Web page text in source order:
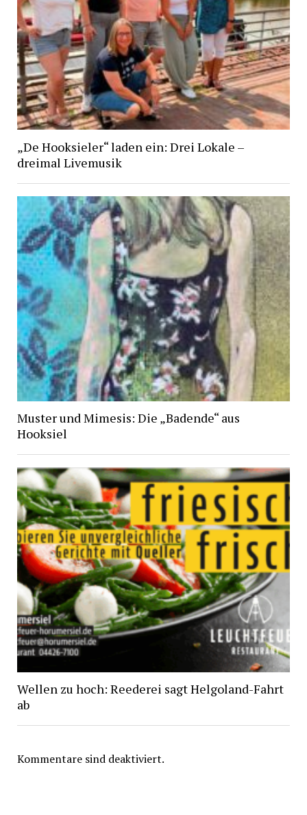
„De Hooksieler“ laden ein: Drei Lokale –
dreimal Livemusik
Muster und Mimesis: Die „Badende“ aus
Hooksiel
Wellen zu hoch: Reederei sagt Helgoland-Fahrt
ab
Kommentare sind deaktiviert.